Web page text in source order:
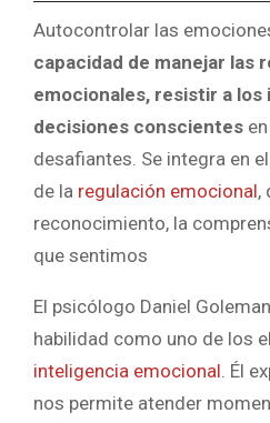
Autocontrolar las
capacidad de manejar las
emocionales, resistir a los
decisiones conscientes
desafiantes. Se integra en
de la regulación emocional,
reconocimiento, la
que sentimos
El psicólogo Daniel
habilidad como uno de los
inteligencia emocional. Él
nos permite atender